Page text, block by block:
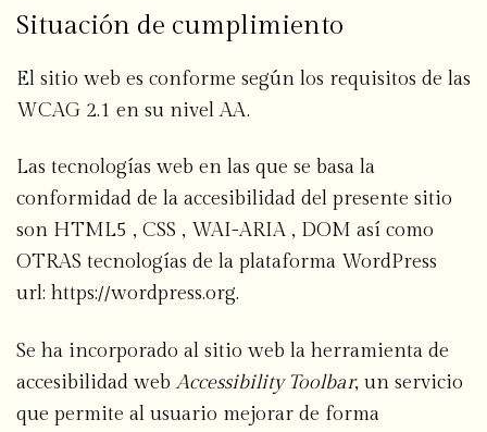
Situación de cumplimiento
El sitio web es conforme según los requisitos de las
WCAG 2.1 en su nivel AA.
Las tecnologías web en las que se basa la
conformidad de la accesibilidad del presente sitio
son HTML5 , CSS , WAI-ARIA , DOM así como
OTRAS tecnologías de la plataforma WordPress
url: https://wordpress.org.
Se ha incorporado al sitio web la herramienta de
accesibilidad webAccessibility Toolbar, un servicio
que permite al usuario mejorar de forma